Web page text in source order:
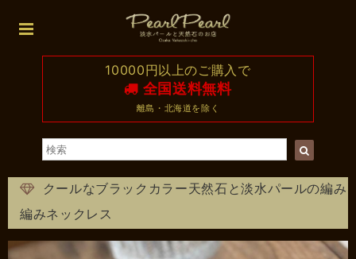
10000円以上のご購入で
全国送料無料
離島・北海道を除く
クールなブラックカラー天然石と淡水パールの編み
編みネックレス